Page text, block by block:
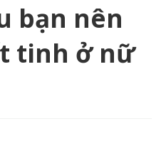
bạn nên
tinh ở nữ